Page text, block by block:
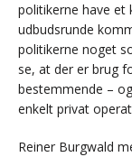
politikerne have et
udbudsrunde
politikerne noget
se, at der er brug
bestemmende –
enkelt privat
Reiner Burgwald